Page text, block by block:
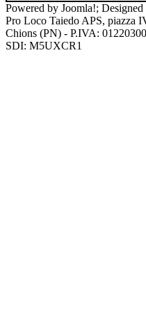
Powered by Joomla!;
Pro Loco Taiedo APS, piazza
Chions (PN) - P.IVA:
SDI: M5UXCR1